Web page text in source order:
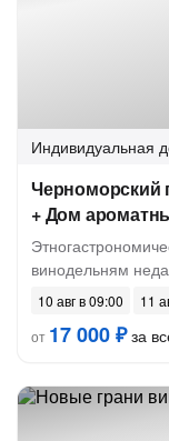
Индивидуальная
Черноморский
+ Дом
винодельням
10 авг в 09:00
11
от 17 000 ₽за